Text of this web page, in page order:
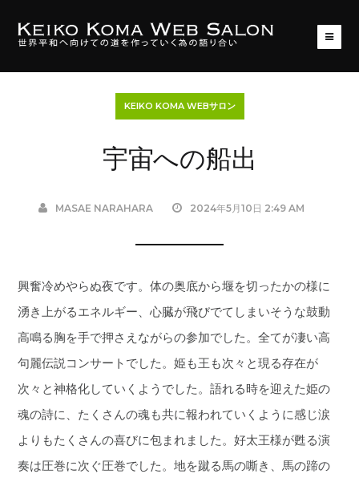
KEIKO KOMA WEBサロン
宇宙への船出
MASAE NARAHARA 2024年5月10日 2:49 AM
興奮冷めやらぬ夜です。体の奥底から堰を切ったかの様に
湧き上がるエネルギー、心臓が飛びでてしまいそうな鼓動
高鳴る胸を手で押さえながらの参加でした。全てが凄い高
句麗伝説コンサートでした。姫も王も次々と現る存在が
次々と神格化していくようでした。語れる時を迎えた姫の
魂の詩に、たくさんの魂も共に報われていくように感じ涙
よりもたくさんの喜びに包まれました。好太王様が甦る演
奏は圧巻に次ぐ圧巻でした。地を蹴る馬の嘶き、馬の蹄の